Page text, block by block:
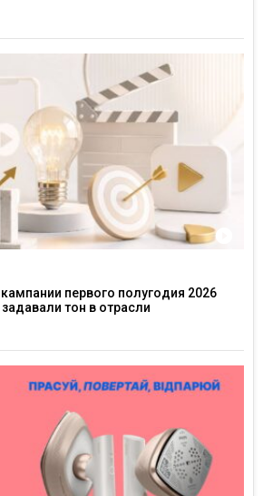
первого полугодия 2026
тон в отрасли